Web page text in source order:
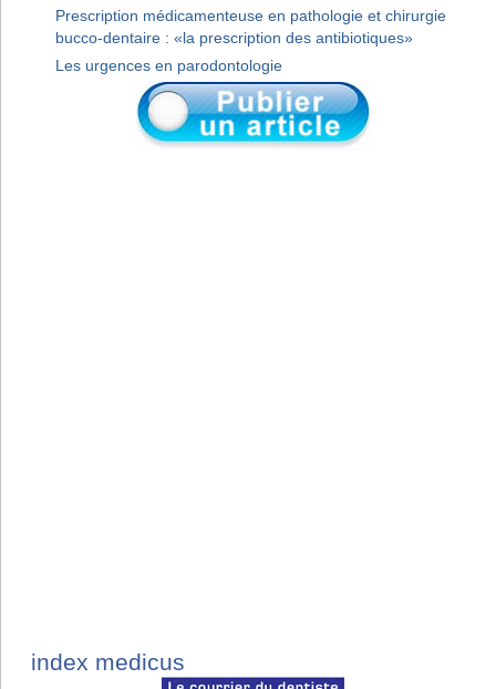
Prescription médicamenteuse en pathologie et chirurgie
bucco-dentaire : «la prescription des antibiotiques»
Les urgences en parodontologie
index medicus